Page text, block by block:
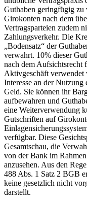
Guthaben geringfügig zu
Girokonten nach dem
Vertragsparteien zudem
Zahlungsverkehr. Die
„Bodensatz“ der
verwahrt. 10% dieser
nach dem
Aktivgeschäft verwendet
Interesse an der
Geld. Sie können ihr
aufbewahren und
eine Weiterverwendung
Gutschriften auf
verfügbar. Diese
Gesamtschau, die
von der Bank im
anzusehen. Aus den
488 Abs. 1 Satz 2 BGB
keine gesetzlich nicht
darstellt.